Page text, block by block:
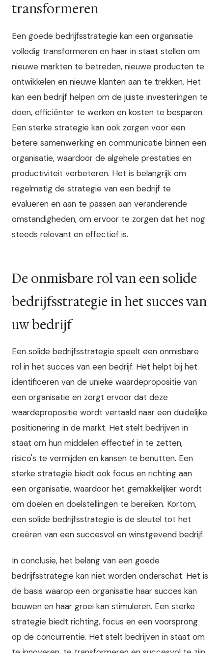
transformeren
Een goede bedrijfsstrategie kan een organisatie
volledig transformeren en haar in staat stellen om
nieuwe markten te betreden, nieuwe producten te
ontwikkelen en nieuwe klanten aan te trekken. Het
kan een bedrijf helpen om de juiste investeringen te
doen, efficiënter te werken en kosten te besparen.
Een sterke strategie kan ook zorgen voor een
betere samenwerking en communicatie binnen een
organisatie, waardoor de algehele prestaties en
productiviteit verbeteren. Het is belangrijk om
regelmatig de strategie van een bedrijf te
evalueren en aan te passen aan veranderende
omstandigheden, om ervoor te zorgen dat het nog
steeds relevant en effectief is.
De onmisbare rol van een solide
bedrijfsstrategie in het succes van
uw bedrijf
Een solide bedrijfsstrategie speelt een onmisbare
rol in het succes van een bedrijf. Het helpt bij het
identificeren van de unieke waardepropositie van
een organisatie en zorgt ervoor dat deze
waardepropositie wordt vertaald naar een duidelijke
positionering in de markt. Het stelt bedrijven in
staat om hun middelen effectief in te zetten,
risico's te vermijden en kansen te benutten. Een
sterke strategie biedt ook focus en richting aan
een organisatie, waardoor het gemakkelijker wordt
om doelen en doelstellingen te bereiken. Kortom,
een solide bedrijfsstrategie is de sleutel tot het
creëren van een succesvol en winstgevend bedrijf.
In conclusie, het belang van een goede
bedrijfsstrategie kan niet worden onderschat. Het is
de basis waarop een organisatie haar succes kan
bouwen en haar groei kan stimuleren. Een sterke
strategie biedt richting, focus en een voorsprong
op de concurrentie. Het stelt bedrijven in staat om